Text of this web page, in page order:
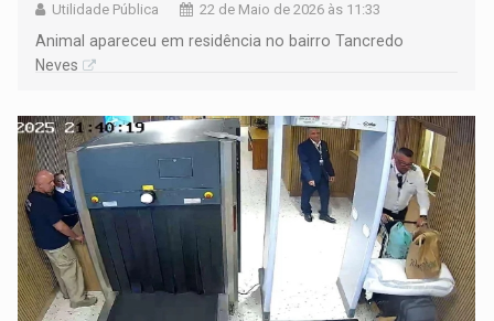
Utilidade Pública 22 de Maio de 2026 às 11:33
Animal apareceu em residência no bairro Tancredo
Neves